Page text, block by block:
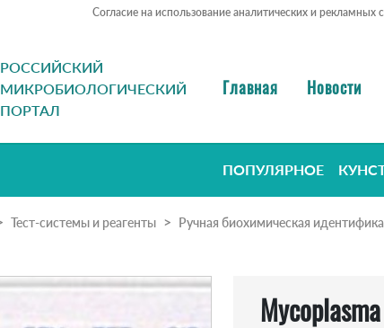
Согласие на использование аналитических и рекламных
РОССИЙСКИЙ
МИКРОБИОЛОГИЧЕСКИЙ
ПОРТАЛ
Главная Новости
ПОПУЛЯРНОЕ
Тест-системы и реагенты Ручная биохимическая